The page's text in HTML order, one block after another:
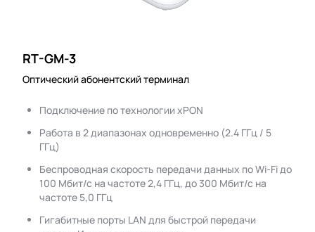
RT-GM-3
Оптический абонентский терминал
Подключение по технологии xPON
Работа в 2 диапазонах одновременно (2.4 ГГц / 5
ГГц)
Беспроводная скорость передачи данных по Wi-Fi до
100 Мбит/с на частоте 2,4 ГГц, до 300 Мбит/с на
частоте 5,0 ГГц
Гигабитные порты LAN для быстрой передачи